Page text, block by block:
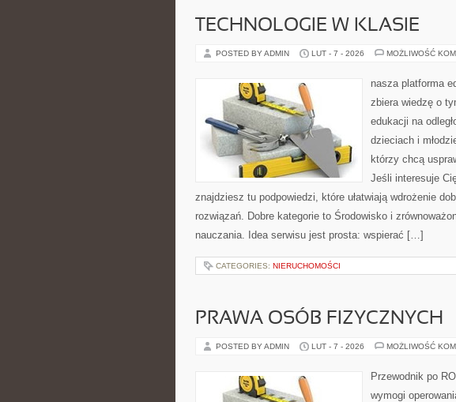
TECHNOLOGIE W KLASIE
POSTED BY ADMIN LUT - 7 - 2026 MOŻLIWOŚĆ
nasza platforma
zbiera wiedzę o
edukacji na
dzieciach i
którzy chcą
Jeśli interesuje
znajdziesz tu podpowiedzi, które ułatwiają wdrożenie
rozwiązań. Dobre kategorie to Środowisko i
nauczania. Idea serwisu jest prosta: wspierać […]
CATEGORIES: NIERUCHOMOŚCI
PRAWA OSÓB FIZYCZNYCH
POSTED BY ADMIN LUT - 7 - 2026 MOŻLIWOŚĆ
Przewodnik po
wymogi